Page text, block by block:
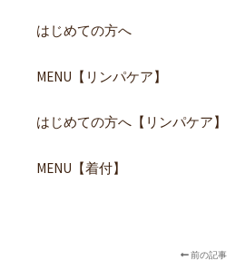
はじめての方へ
MENU【リンパケア】
はじめての方へ【リンパケア】
MENU【着付】
前の記事